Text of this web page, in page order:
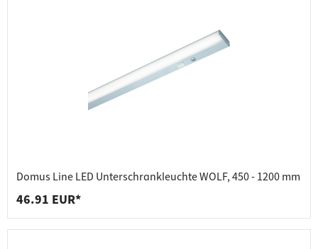
Domus Line LED Unterschrankleuchte WOLF, 450 - 1200 mm
46.91 EUR*